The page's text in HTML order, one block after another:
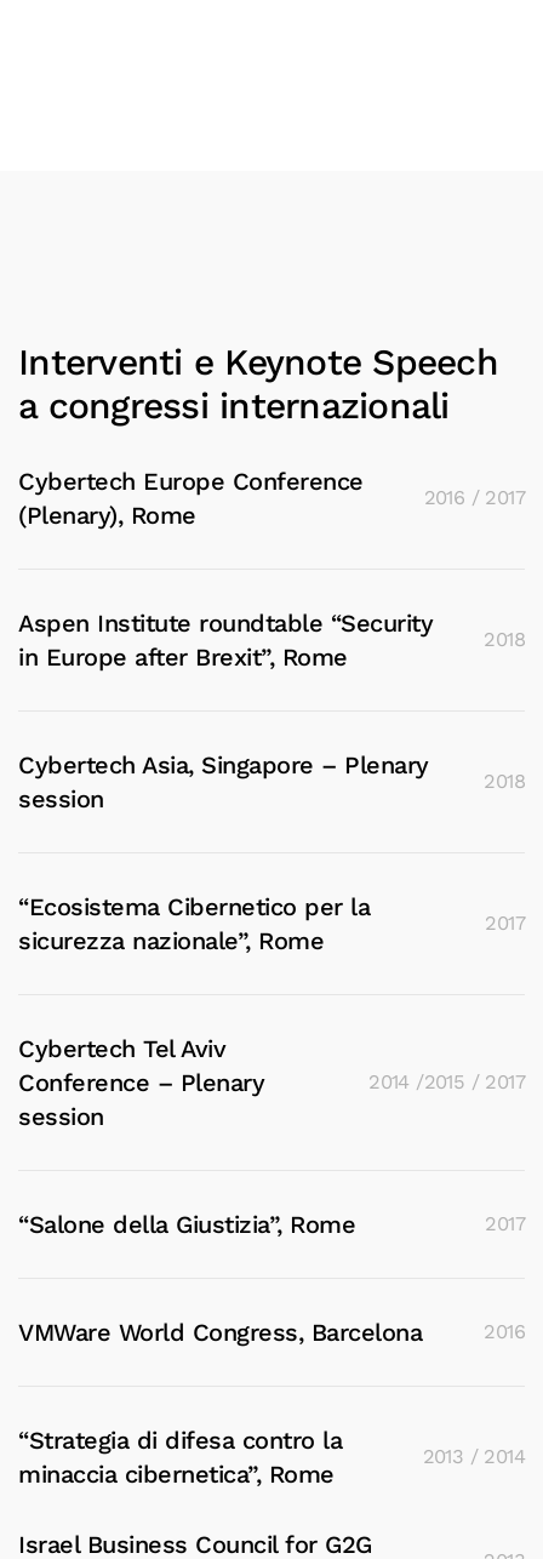
Interventi e Keynote Speech
a congressi internazionali
Cybertech Europe Conference
(Plenary), Rome
2016 / 2017
Aspen Institute roundtable “Security
in Europe after Brexit”, Rome
2018
Cybertech Asia, Singapore – Plenary
session
2018
“Ecosistema Cibernetico per la
sicurezza nazionale”, Rome
2017
Cybertech Tel Aviv
Conference – Plenary
session
2014 /2015 / 2017
“Salone della Giustizia”, Rome 2017
VMWare World Congress, Barcelona 2016
“Strategia di difesa contro la
minaccia cibernetica”, Rome
2013 / 2014
Israel Business Council for G2G